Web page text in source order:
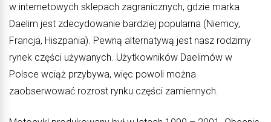
w internetowych sklepach zagranicznych, gdzie marka
Daelim jest zdecydowanie bardziej popularna (Niemcy,
Francja, Hiszpania). Pewną alternatywą jest nasz rodzimy
rynek części używanych. Użytkowników Daelimów w
Polsce wciąż przybywa, więc powoli można
zaobserwować rozrost rynku części zamiennych.